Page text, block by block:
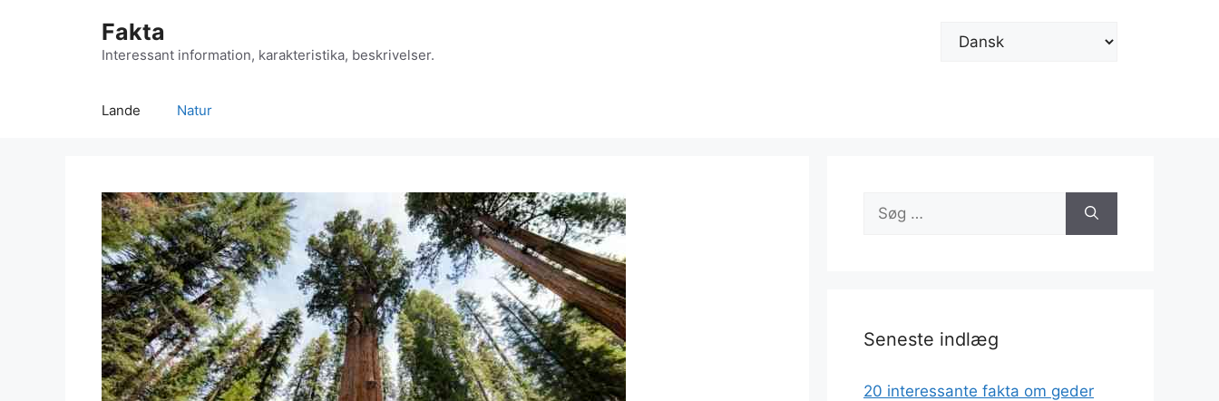
Fakta
Interessant information, karakteristika, beskrivelser.
Vælg
Lande Natur
Søg
efter:
Seneste indlæg
20 interessante fakta om geder